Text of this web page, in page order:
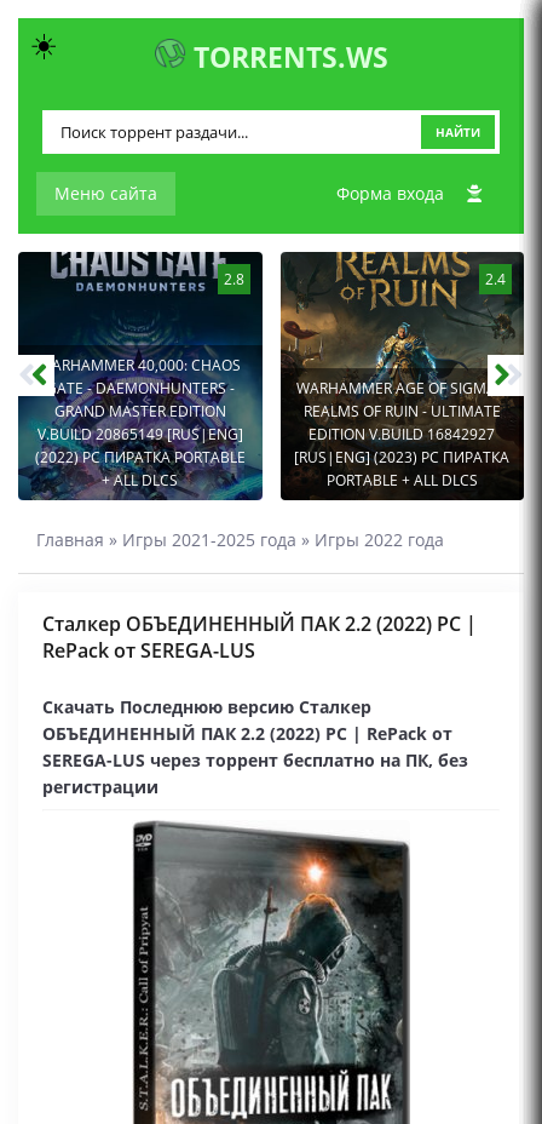
TORRENTS.WS
Меню сайта
НАЙТИ
Форма входа
2.8
WARHAMMER 40,000: CHAOS
GATE - DAEMONHUNTERS -
GRAND MASTER EDITION
V.BUILD 20865149 [RUS|ENG]
(2022) PC ПИРАТКА PORTABLE
+ ALL DLCS
2.4
WARHAMMER AGE OF SIGMAR:
REALMS OF RUIN - ULTIMATE
EDITION V.BUILD 16842927
[RUS|ENG] (2023) PC ПИРАТКА
PORTABLE + ALL DLCS
Главная » Игры 2021-2025 года » Игры 2022 года
Сталкер ОБЪЕДИНЕННЫЙ ПАК 2.2 (2022) PC |
RePack от SEREGA-LUS
Скачать Последнюю версию Сталкер
ОБЪЕДИНЕННЫЙ ПАК 2.2 (2022) PC | RePack от
SEREGA-LUS через торрент бесплатно на ПК, без
регистрации
☀️